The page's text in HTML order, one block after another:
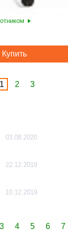
Купить
1 2 3
03.08.2020
22.12.2019
10.12.2019
3 4 5 6 7